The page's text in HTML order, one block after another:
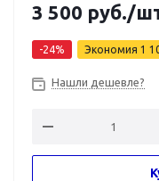
3 500 руб./
-24% Экономия 1
Нашли дешевле?